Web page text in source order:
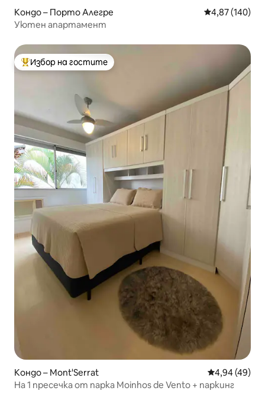
Кондо – Порто Алегре Средна
4,87 (140)
Уютен апартамент
Най-популярен избор на гостите
Избор на гостите
Кондо – Mont'Serrat Средна
4,94 (49)
На 1 пресечка от парка Moinhos de Vento + паркинг